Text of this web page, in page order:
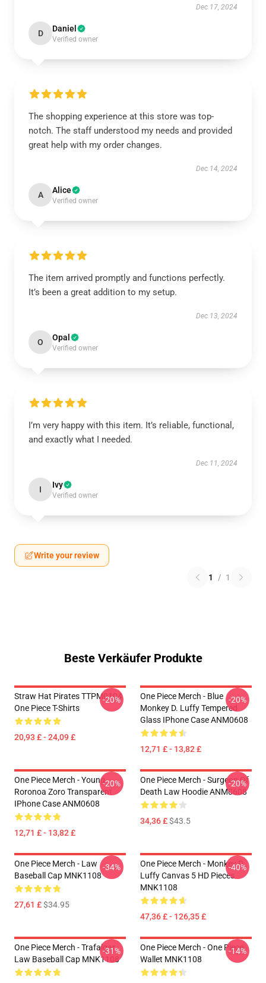
Dec 17, 2024
D Daniel
Verified owner
The shopping experience at this store was top-
notch. The staff understood my needs and provided
great help with my order changes.
Dec 14, 2024
A Alice
Verified owner
The item arrived promptly and functions perfectly.
It’s been a great addition to my setup.
Dec 13, 2024
O Opal
Verified owner
I’m very happy with this item. It’s reliable, functional,
and exactly what I needed.
Dec 11, 2024
I Ivy
Verified owner
Write your review
1 / 1
Beste Verkäufer Produkte
Straw Hat Pirates TTPM0104
One Piece T-Shirts
20,93 £ - 24,09 £
-20%
One Piece Merch - Blue
Monkey D. Luffy Tempered
Glass IPhone Case ANM0608
12,71 £ - 13,82 £
-20%
One Piece Merch - Young
Roronoa Zoro Transparent
IPhone Case ANM0608
12,71 £ - 13,82 £
-20%
One Piece Merch - Surgeon Of
Death Law Hoodie ANM0608
34,36 £$43.5
-20%
One Piece Merch - Law
Baseball Cap MNK1108
27,61 £$34.95
-34%
One Piece Merch - Monkey D.
Luffy Canvas 5 HD Pieces
MNK1108
47,36 £ - 126,35 £
-40%
One Piece Merch - Trafalgar
Law Baseball Cap MNK1108
-31%
One Piece Merch - One Piece
Wallet MNK1108
-14%